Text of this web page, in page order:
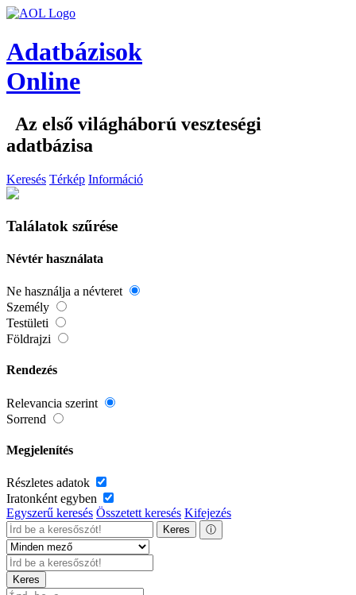
Adatbázisok
Online
Az első világháború veszteségi
adatbázisa
Keresés Térkép Információ
Találatok szűrése
Névtér használata
Ne használja a névteret
Személy
Testületi
Földrajzi
Rendezés
Relevancia szerint
Sorrend
Megjelenítés
Részletes adatok
Iratonként egyben
Egyszerű keresés Összetett keresés Kifejezés
Keres ⓘ
Keres